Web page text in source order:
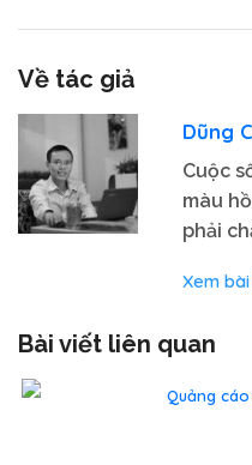
Về tác giả
Dũng
Cuộc
màu
phải
Xem
Bài viết liên quan